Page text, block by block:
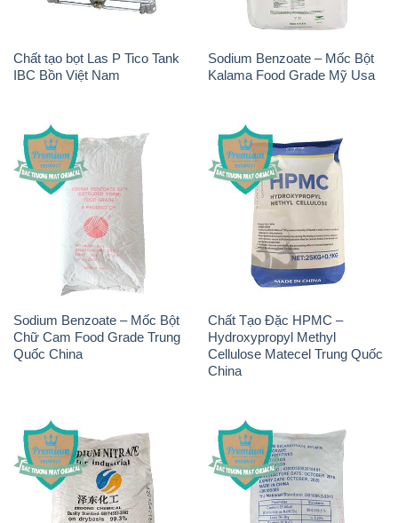
Chất tạo bọt Las P Tico Tank
IBC Bồn Việt Nam
Sodium Benzoate – Mốc Bột
Kalama Food Grade Mỹ Usa
Sodium Benzoate – Mốc Bột
Chữ Cam Food Grade Trung
Quốc China
Chất Tạo Đặc HPMC –
Hydroxypropyl Methyl
Cellulose Matecel Trung Quốc
China